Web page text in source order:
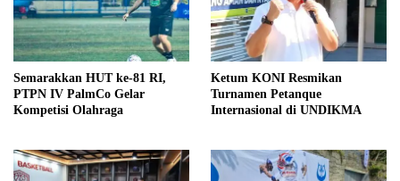
Semarakkan HUT ke-81 RI,
PTPN IV PalmCo Gelar
Kompetisi Olahraga
Ketum KONI Resmikan
Turnamen Petanque
Internasional di UNDIKMA